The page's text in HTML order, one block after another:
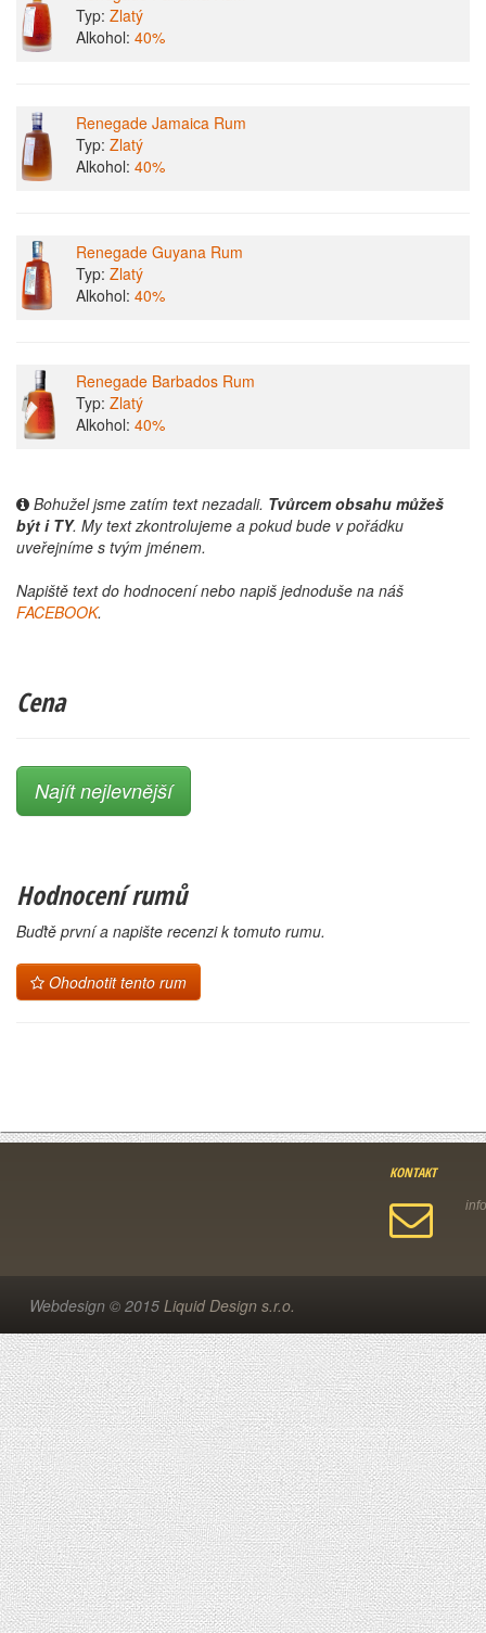
Typ: Zlatý
Alkohol: 40%
Renegade Jamaica Rum
Typ: Zlatý
Alkohol: 40%
Renegade Guyana Rum
Typ: Zlatý
Alkohol: 40%
Renegade Barbados Rum
Typ: Zlatý
Alkohol: 40%
Bohužel jsme zatím text nezadali. Tvůrcem obsahu můžeš
být i TY. My text zkontrolujeme a pokud bude v pořádku
uveřejníme s tvým jménem.
Napiště text do hodnocení nebo napiš jednoduše na náš
FACEBOOK.
Cena
Najít nejlevnější
Hodnocení rumů
Buďtě první a napište recenzi k tomuto rumu.
Ohodnotit tento rum
KONTAKT
Webdesign © 2015 Liquid Design s.r.o.